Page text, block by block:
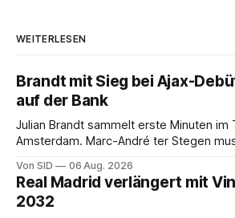
WEITERLESEN
Brandt mit Sieg bei Ajax-
auf der Bank
Julian Brandt sammelt erste Minuten im
Amsterdam. Marc-André ter Stegen
Von SID 06 Aug. 2026
Real Madrid verlängert mit
2032